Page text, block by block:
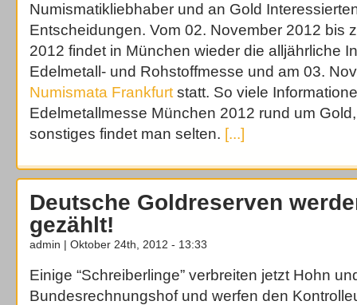
Numismatikliebhaber und an Gold
Entscheidungen. Vom 02. November 2012 bis
2012 findet in München wieder die alljährliche
Edelmetall- und Rohstoffmesse und am 03.
Numismata Frankfurt statt. So viele
Edelmetallmesse München 2012 rund um
sonstiges findet man selten. [...]
Deutsche Goldreserven
gezählt!
admin | Oktober 24th, 2012 - 13:33
Einige “Schreiberlinge” verbreiten jetzt Hohn
Bundesrechnungshof und werfen den